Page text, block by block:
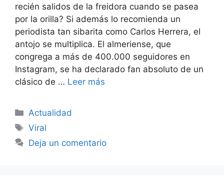
recién salidos de la freidora cuando se pasea
por la orilla? Si además lo recomienda un
periodista tan sibarita como Carlos Herrera, el
antojo se multiplica. El almeriense, que
congrega a más de 400.000 seguidores en
Instagram, se ha declarado fan absoluto de un
clásico de … Leer más
Categorías
Actualidad
Etiquetas
Viral
Deja un comentario